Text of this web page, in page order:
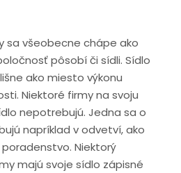
sa všeobecne chápe ako
pôsobí či sídli. Sídlo
ako miesto výkonu
Niektoré firmy na svoju
nepotrebujú. Jedna sa o
napríklad v odvetví, ako
poradenstvo. Niektorý
majú svoje sídlo zápisné